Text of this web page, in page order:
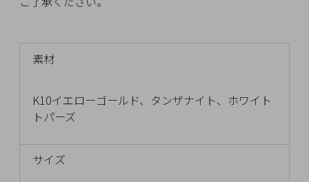
素材
K10イエローゴールド、タンザナイト、ホワイト
トパーズ
サイズ
ェ
ク
し